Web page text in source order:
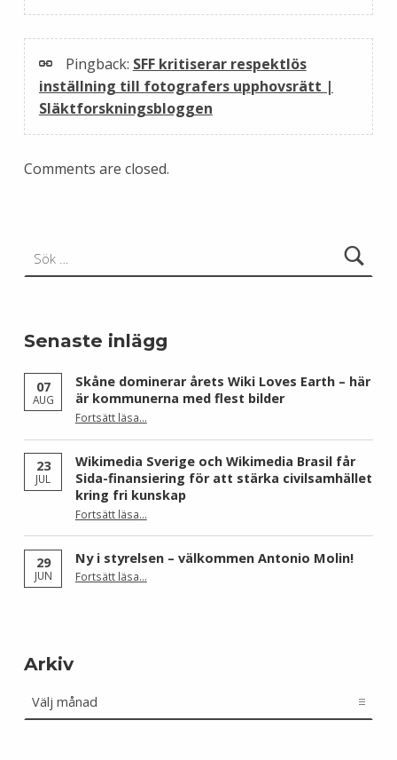
Pingback: SFF kritiserar respektlös
inställning till fotografers upphovsrätt |
Släktforskningsbloggen
Comments are closed.
Senaste inlägg
07
AUG
Skåne dominerar årets Wiki Loves Earth – här
är kommunerna med flest bilder
Fortsätt läsa“Skåne dominerar årets Wiki Loves Earth – här är kommunerna med flest bilder”
…
23
JUL
Wikimedia Sverige och Wikimedia Brasil får
Sida-finansiering för att stärka civilsamhället
kring fri kunskap
Fortsätt läsa“Wikimedia Sverige och Wikimedia Brasil får Sida-finansiering för att stärka civilsamhället kring fri kunskap”
…
29
JUN
Ny i styrelsen – välkommen Antonio Molin!
Fortsätt läsa“Ny i styrelsen – välkommen Antonio Molin!”
…
Arkiv